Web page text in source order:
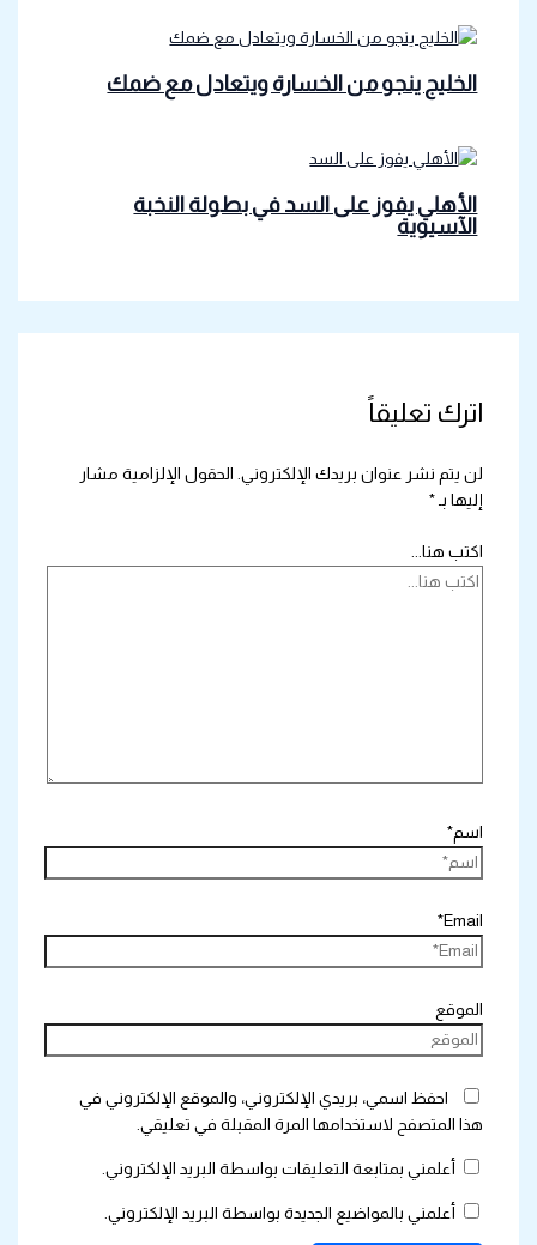
الخليج ينجو من الخسارة ويتعادل مع ضمك
الأهلي يفوز على السد في بطولة النخبة
الآسيوية
اترك تعليقاً
لن يتم نشر عنوان بريدك الإلكتروني. الحقول الإلزامية مشار
إليها بـ *
اكتب هنا...
اسم*
Email*
الموقع
احفظ اسمي، بريدي الإلكتروني، والموقع الإلكتروني في
هذا المتصفح لاستخدامها المرة المقبلة في تعليقي.
أعلمني بمتابعة التعليقات بواسطة البريد الإلكتروني.
أعلمني بالمواضيع الجديدة بواسطة البريد الإلكتروني.